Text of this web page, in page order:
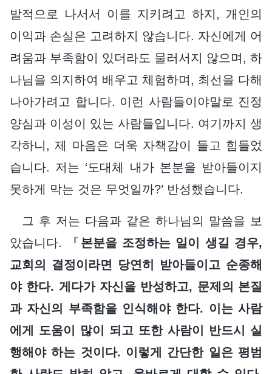
발적으로 나서서 이를 지키려고 하지, 개인의
이익과 손실은 고려하지 않습니다. 자신에게 어
려움과 부족함이 있더라도 물러서지 않으며, 하
나님을 의지하여 배우고 체험하며, 최선을 다해
나아가려고 합니다. 이런 사람들이야말로 진정
양심과 이성이 있는 사람들입니다. 여기까지 생
각하니, 제 마음은 더욱 자책감이 들고 힘들었
습니다. 저는 ‘도대체 내가 본분을 받아들이지
못하게 막는 것은 무엇일까?’ 반성했습니다.
그 후 저는 다음과 같은 하나님의 말씀을 보
았습니다. 『 본분을 조정하는 일이 생길 경우,
교회의 결정이라면 당연히 받아들이고 순종해
야 한다. 게다가 자신을 반성하고, 문제의 본질
과 자신의 부족함을 인식해야 한다. 이는 사람
에게 도움이 많이 되고 또한 사람이 반드시 실
행해야 하는 것이다. 이렇게 간단한 일은 평범